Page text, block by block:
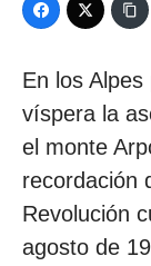
En los
víspera la
el monte
recordación
Revolución
agosto de